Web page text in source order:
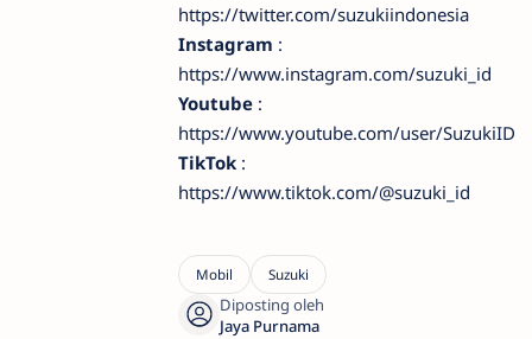
https://twitter.com/suzukiindonesia
Instagram :
https://www.instagram.com/suzuki_id
Youtube :
https://www.youtube.com/user/SuzukiID
TikTok :
https://www.tiktok.com/@suzuki_id